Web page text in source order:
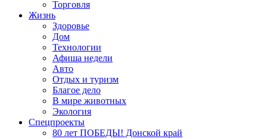
Торговля
Жизнь
Здоровье
Дом
Технологии
Афиша недели
Авто
Отдых и туризм
Благое дело
В мире животных
Экология
Спецпроекты
80 лет ПОБЕДЫ! Донской край